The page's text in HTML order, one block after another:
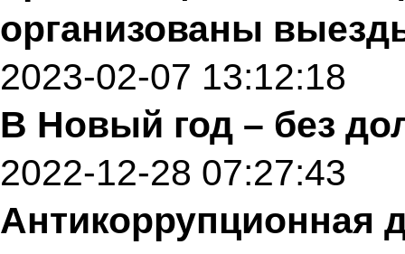
организованы
2023-02-07 13:12:18
В Новый год – без
2022-12-28 07:27:43
Антикоррупционная